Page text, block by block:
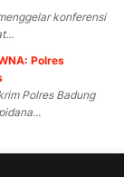
konferensi
Polres
Polres Badung